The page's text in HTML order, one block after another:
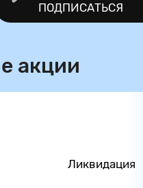
ПОДПИСАТЬСЯ
акции
Ликвидация